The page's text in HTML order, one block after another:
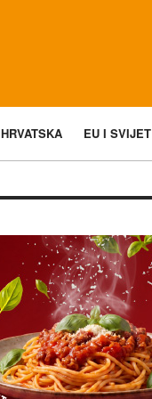
HRVATSKA EU I SVIJET